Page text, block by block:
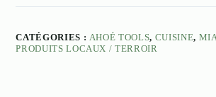
CATÉGORIES : AHOÉ TOOLS, CUISINE,
PRODUITS LOCAUX / TERROIR